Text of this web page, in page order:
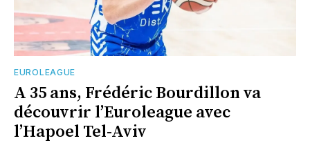
EUROLEAGUE
A 35 ans, Frédéric Bourdillon va
découvrir l’Euroleague avec
l’Hapoel Tel-Aviv